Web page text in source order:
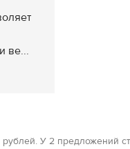
ве...
У 2 предложений